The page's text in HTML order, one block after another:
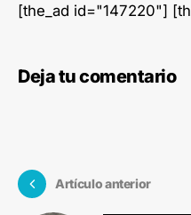
[the_ad id="147220"]
Deja tu comentario
Artículo anterior